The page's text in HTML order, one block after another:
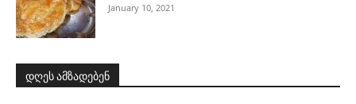
January 10, 2021
დღეს ამზადებენ